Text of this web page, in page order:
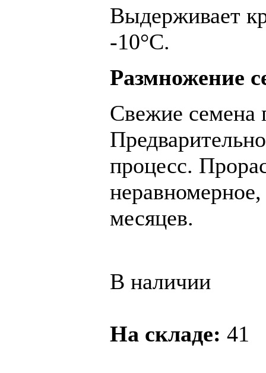
Выдерживает
-10°C.
Размножение
Свежие семена
процесс.
месяцев.
В наличии
На складе: 41